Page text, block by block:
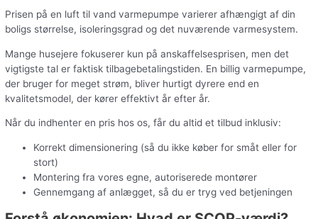
Prisen på en luft til vand varmepumpe varierer afhængigt af din
boligs størrelse, isoleringsgrad og det nuværende varmesystem.
Mange husejere fokuserer kun på anskaffelsesprisen, men det
vigtigste tal er faktisk tilbagebetalingstiden. En billig varmepumpe,
der bruger for meget strøm, bliver hurtigt dyrere end en
kvalitetsmodel, der kører effektivt år efter år.
Når du indhenter en pris hos os, får du altid et tilbud inklusiv:
Korrekt dimensionering (så du ikke køber for småt eller for
stort)
Montering fra vores egne, autoriserede montører
Gennemgang af anlægget, så du er tryg ved betjeningen